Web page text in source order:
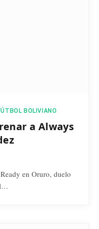
BOLIVIANO
a Always
en Oruro, duelo